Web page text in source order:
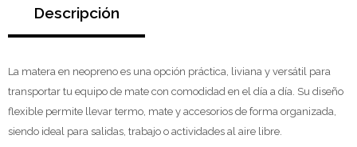
Descripción
La matera en neopreno es una opción práctica, liviana y versátil para
transportar tu equipo de mate con comodidad en el día a día. Su diseño
flexible permite llevar termo, mate y accesorios de forma organizada,
siendo ideal para salidas, trabajo o actividades al aire libre.